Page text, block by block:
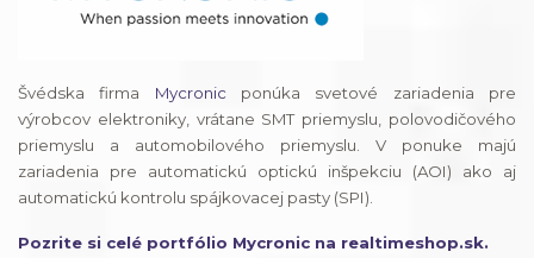
Švédska firma Mycronic ponúka svetové zariadenia pre
výrobcov elektroniky, vrátane SMT priemyslu, polovodičového
priemyslu a automobilového priemyslu. V ponuke majú
zariadenia pre automatickú optickú inšpekciu (AOI) ako aj
automatickú kontrolu spájkovacej pasty (SPI).
Pozrite si celé portfólio Mycronic na realtimeshop.sk.